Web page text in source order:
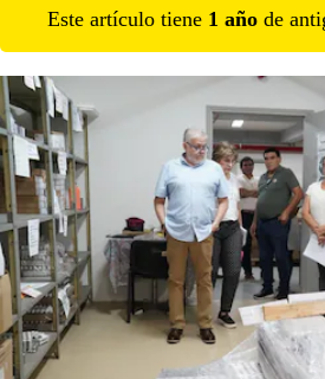
Este artículo tiene 1 año de